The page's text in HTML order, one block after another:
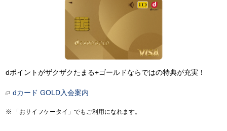
dポイントがザクザクたまる+ゴールドならではの特典が充実！
dカード GOLD入会案内
「おサイフケータイ」でもご利用になれます。